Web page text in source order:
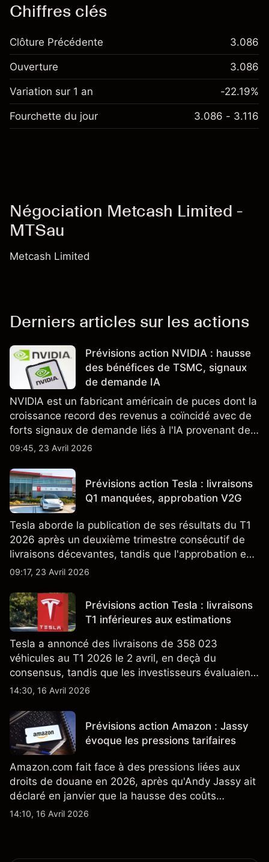
Chiffres clés
Clôture Précédente 3.086
Ouverture 3.086
Variation sur 1 an -22.19%
Fourchette du jour 3.086 - 3.116
Négociation Metcash Limited -
MTSau
Metcash Limited
Derniers articles sur les actions
Prévisions action NVIDIA : hausse
des bénéfices de TSMC, signaux
de demande IA
NVIDIA est un fabricant américain de puces dont la
croissance record des revenus a coïncidé avec de
forts signaux de demande liés à l'IA provenant de
partenaires clés de la chaîne d'approvisionnement,
passées ne préjugent pas des résultats futurs.
09:45, 23 Avril 2026
Prévisions action Tesla : livraisons
Q1 manquées, approbation V2G
Tesla aborde la publication de ses résultats du T1
2026 après un deuxième trimestre consécutif de
livraisons décevantes, tandis que l'approbation en
Californie d'un programme V2G pour le Cybertruck
énergétique.
09:17, 23 Avril 2026
Prévisions action Tesla : livraisons
T1 inférieures aux estimations
Tesla a annoncé des livraisons de 358 023
véhicules au T1 2026 le 2 avril, en deçà du
consensus, tandis que les investisseurs évaluaient
également la croissance des stocks et les projets
nouveau SUV. Découvrez les objectifs de cours
TSLA d'analystes tiers.
14:30, 16 Avril 2026
Prévisions action Amazon : Jassy
évoque les pressions tarifaires
Amazon.com fait face à des pressions liées aux
droits de douane en 2026, après qu'Andy Jassy ait
déclaré en janvier que la hausse des coûts
d'importation commençait à se répercuter sur
14:10, 16 Avril 2026